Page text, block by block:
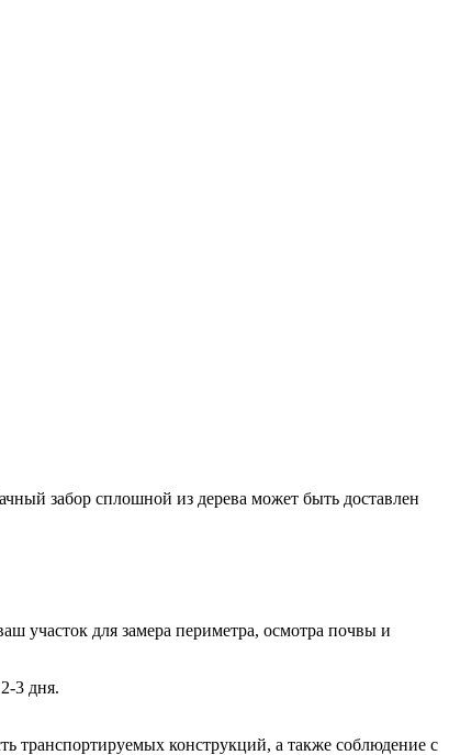
забор сплошной из дерева может быть доставлен
участок для замера периметра, осмотра почвы и
3 дня.
транспортируемых конструкций, а также соблюдение с